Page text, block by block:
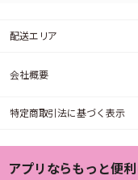
配送エリア
会社概要
特定商取引法に基づく表示
アプリならもっと便